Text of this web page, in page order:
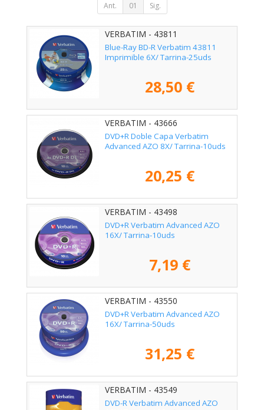
Ant. 01 Sig.
VERBATIM - 43811
Blue-Ray BD-R Verbatim 43811
Imprimible 6X/ Tarrina-25uds
28,50 €
VERBATIM - 43666
DVD+R Doble Capa Verbatim
Advanced AZO 8X/ Tarrina-10uds
20,25 €
VERBATIM - 43498
DVD+R Verbatim Advanced AZO
16X/ Tarrina-10uds
7,19 €
VERBATIM - 43550
DVD+R Verbatim Advanced AZO
16X/ Tarrina-50uds
31,25 €
VERBATIM - 43549
DVD-R Verbatim Advanced AZO